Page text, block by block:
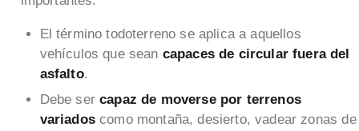
El término todoterreno se aplica a aquellos
vehículos que sean capaces de circular fuera del
asfalto.
Debe sercapaz de moverse por terrenos
variadoscomo montaña, desierto, vadear zonas de